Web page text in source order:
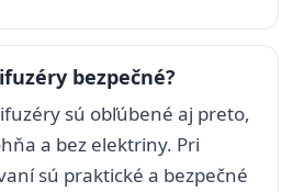
bezpečné?
sú obľúbené aj preto,
a bez elektriny. Pri
sú praktické a bezpečné